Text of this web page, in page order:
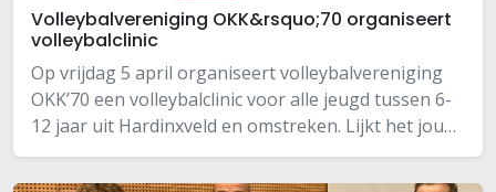
Volleybalvereniging OKK&rsquo;70 organiseert
volleybalclinic
Op vrijdag 5 april organiseert volleybalvereniging
OKK’70 een volleybalclinic voor alle jeugd tussen 6-
12 jaar uit Hardinxveld en omstreken. Lijkt het jou
leuk om een keer te volleyballen, kom dan op 5 april
tussen 17:00-18:00 naar sporthal…